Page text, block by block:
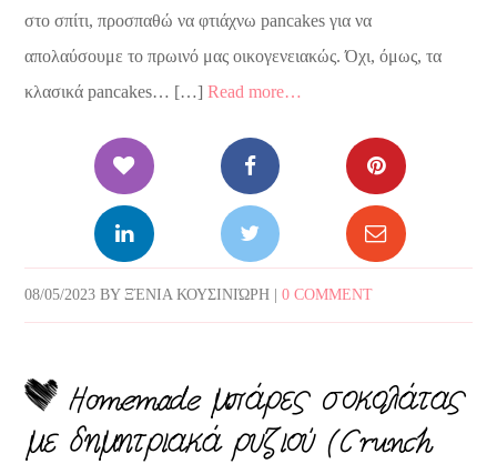
στο σπίτι, προσπαθώ να φτιάχνω pancakes για να
απολαύσουμε το πρωινό μας οικογενειακώς. Όχι, όμως, τα
κλασικά pancakes… […]Read more…
08/05/2023 BYΞΈΝΙΑ ΚΟΥΣΙΝΙΏΡΗ |0 COMMENT
Homemade μπάρες σοκολάτας
με δημητριακά ρυζιού (Crunch